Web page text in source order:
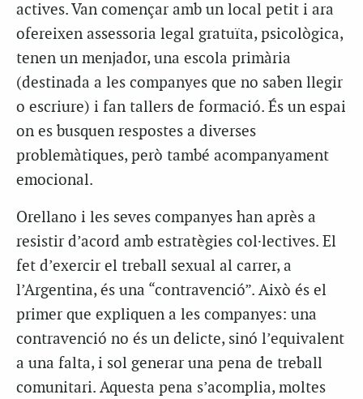
actives. Van començar amb un local petit i ara
ofereixen assessoria legal gratuïta, psicològica,
tenen un menjador, una escola primària
(destinada a les companyes que no saben llegir
o escriure) i fan tallers de formació. És un espai
on es busquen respostes a diverses
problemàtiques, però també acompanyament
emocional.
Orellano i les seves companyes han après a
resistir d’acord amb estratègies col·lectives. El
fet d’exercir el treball sexual al carrer, a
l’Argentina, és una “contravenció”. Això és el
primer que expliquen a les companyes: una
contravenció no és un delicte, sinó l’equivalent
a una falta, i sol generar una pena de treball
comunitari. Aquesta pena s’acomplia, moltes